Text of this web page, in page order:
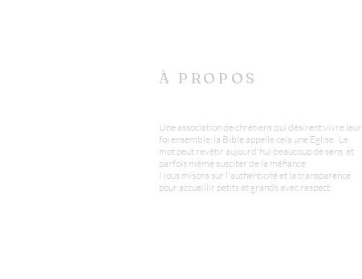
À PROPOS
Une association de chrétiens qui désirent vivre leur
foi ensemble, la Bible appelle cela une Eglise. Le
mot peut revêtir aujourd'hui beaucoup de sens et
parfois même susciter de la méfiance.
Nous misons sur l'authenticité et la transparence
pour accueillir petits et grands avec respect.